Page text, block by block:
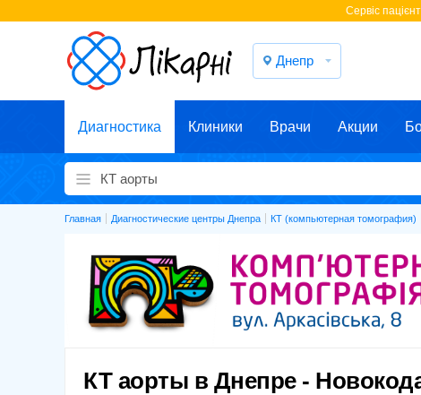
Cервіс
Днепр
Диагностика Клиники Врачи Акции
Главная Диагностические центры Днепра КТ (компьютерная томография)
КТ аорты в Днепре -